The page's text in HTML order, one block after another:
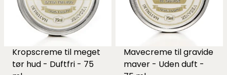
Kropscreme til meget
tør hud - Duftfri - 75
Mavecreme til gravide
maver - Uden duft -